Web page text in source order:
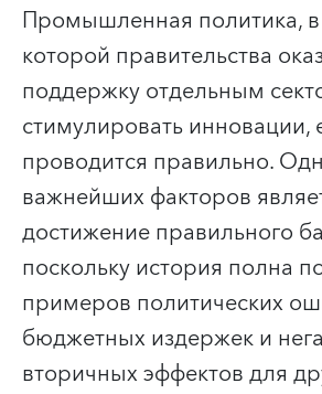
Промышленная политика,
которой правительства
поддержку отдельным
стимулировать инновации,
проводится правильно.
важнейших факторов
достижение правильного
поскольку история полна
примеров политических
бюджетных издержек и
вторичных эффектов для